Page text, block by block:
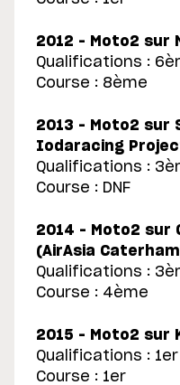
2012 – Moto2 sur
Qualifications :
Course : 8ème
2013 – Moto2 sur
Iodaracing
Qualifications :
Course : DNF
2014 – Moto2 sur
(AirAsia
Qualifications :
Course : 4ème
2015 – Moto2 sur
Qualifications : 1er
Course : 1er